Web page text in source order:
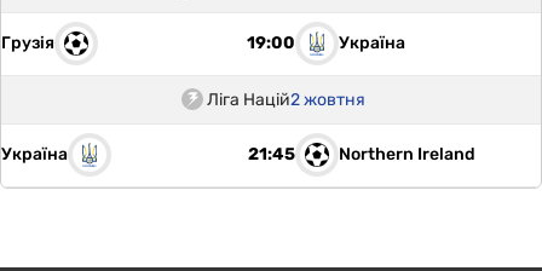
Грузія 19:00 Україна
Ліга Націй2 жовтня
Україна 21:45 Northern Ireland